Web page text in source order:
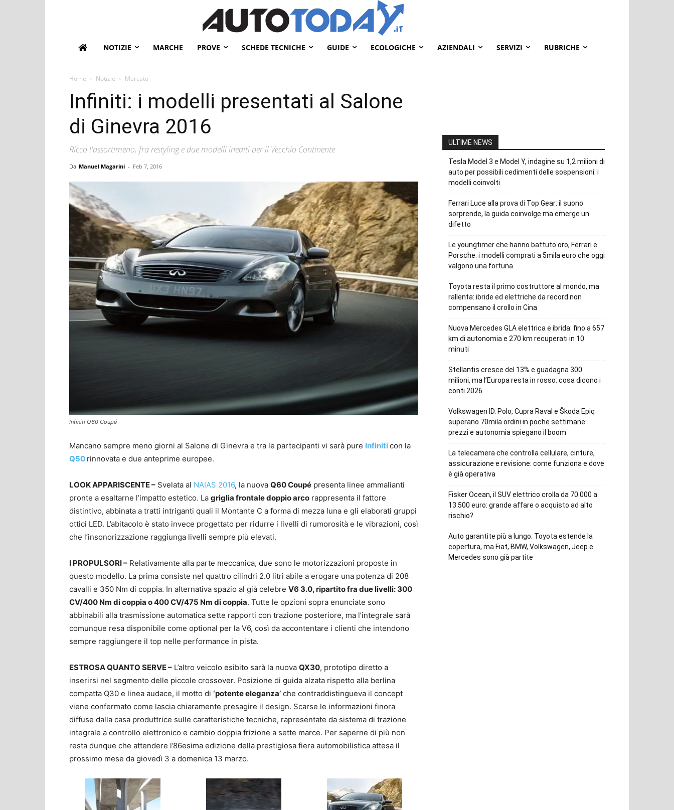
NOTIZIE MARCHE PROVE SCHEDE TECNICHE GUIDE ECOLOGICHE AZIENDALI SERVIZI RUBRICHE
Home Notizie Mercato
Infiniti: i modelli presentati al Salone
di Ginevra 2016
Ricco l'assortimeno, fra restyling e due modelli inediti per il Vecchio Continente
Da Manuel Magarini - Feb 7, 2016
Infiniti Q60 Coupé
Mancano sempre meno giorni al Salone di Ginevra e tra le partecipanti vi sarà pure Infiniticon la
Q50 rinnovata e due anteprime europee.
LOOK APPARISCENTE – Svelata al NAIAS 2016, la nuova Q60 Coupé presenta linee ammalianti
pronte a esaltarne l’impatto estetico. La griglia frontale doppio arco rappresenta il fattore
distintivo, abbinata a tratti intriganti quali il Montante C a forma di mezza luna e gli elaborati gruppi
ottici LED. L’abitacolo è stato invece progettato per ridurre i livelli di rumorosità e le vibrazioni, così
che l’insonorizzazione raggiunga livelli sempre più elevati.
I PROPULSORI – Relativamente alla parte meccanica, due sono le motorizzazioni proposte in
questo modello. La prima consiste nel quattro cilindri 2.0 litri abile a erogare una potenza di 208
cavalli e 350 Nm di coppia. In alternativa spazio al già celebre V6 3.0, ripartito fra due livelli: 300
CV/400 Nm di coppia o 400 CV/475 Nm di coppia. Tutte le opzioni sopra enunciate sono
abbinabili alla trasmissione automatica sette rapporti con trazione posteriore, ma l’integrale sarà
comunque resa disponibile come optional per la V6, così da accontentare i clienti che intendono
sempre raggiungere il top nelle performance in pista.
ESTROSA QUANTO SERVE – L’altro veicolo esibito sarà la nuova QX30, prototipo diretto a
inserirsi nel segmento delle piccole crossover. Posizione di guida alzata rispetto alla berlina
compatta Q30 e linea audace, il motto di ‘potente eleganza’ che contraddistingueva il concept
viene confermato come lascia chiaramente presagire il design. Scarse le informazioni finora
diffuse dalla casa produttrice sulle caratteristiche tecniche, rapresentate da sistema di trazione
integrale a controllo elettronico e cambio doppia frizione a sette marce. Per saperne di più non
resta dunque che attendere l’86esima edizione della prestigiosa fiera automobilistica attesa il
prossimo mese da giovedì 3 a domenica 13 marzo.
ULTIME NEWS
Tesla Model 3 e Model Y, indagine su 1,2 milioni di
auto per possibili cedimenti delle sospensioni: i
modelli coinvolti
Ferrari Luce alla prova di Top Gear: il suono
sorprende, la guida coinvolge ma emerge un
difetto
Le youngtimer che hanno battuto oro, Ferrari e
Porsche: i modelli comprati a 5mila euro che oggi
valgono una fortuna
Toyota resta il primo costruttore al mondo, ma
rallenta: ibride ed elettriche da record non
compensano il crollo in Cina
Nuova Mercedes GLA elettrica e ibrida: fino a 657
km di autonomia e 270 km recuperati in 10
minuti
Stellantis cresce del 13% e guadagna 300
milioni, ma l’Europa resta in rosso: cosa dicono i
conti 2026
Volkswagen ID. Polo, Cupra Raval e Škoda Epiq
superano 70mila ordini in poche settimane:
prezzi e autonomia spiegano il boom
La telecamera che controlla cellulare, cinture,
assicurazione e revisione: come funziona e dove
è già operativa
Fisker Ocean, il SUV elettrico crolla da 70.000 a
13.500 euro: grande affare o acquisto ad alto
rischio?
Auto garantite più a lungo: Toyota estende la
copertura, ma Fiat, BMW, Volkswagen, Jeep e
Mercedes sono già partite